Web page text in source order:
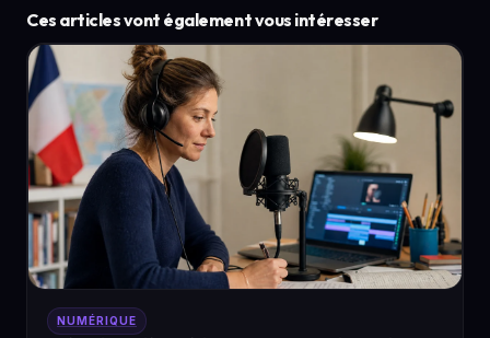
Ces articles vont également vous intéresser
NUMÉRIQUE